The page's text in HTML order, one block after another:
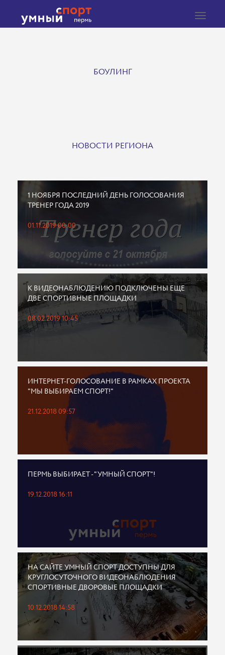
Toggle
БОУЛИНГ
НОВОСТИ РЕГИОНА
1 НОЯБРЯ ПОСЛЕДНИЙ ДЕНЬ ГОЛОСОВАНИЯ
ТРЕНЕР ГОДА 2019
01.11.2019 00:00
К ВИДЕОНАБЛЮДЕНИЮ ПОДКЛЮЧЕНЫ ЕЩЕ
ДВЕ СПОРТИВНЫЕ ПЛОЩАДКИ
08.02.2019 10:45
ИНТЕРНЕТ-ГОЛОСОВАНИЕ В РАМКАХ ПРОЕКТА
"МЫ ВЫБИРАЕМ СПОРТ!"
21.12.2018 09:57
ПЕРМЬ ВЫБИРАЕТ - "УМНЫЙ СПОРТ"!
19.12.2018 16:11
НА САЙТЕ УМНЫЙ СПОРТ ДОСТУПНЫ ДЛЯ
КРУГЛОСУТОЧНОГО ВИДЕОНАБЛЮДЕНИЯ
СПОРТИВНЫЕ ДВОРОВЫЕ ПЛОЩАДКИ
10.12.2018 14:58